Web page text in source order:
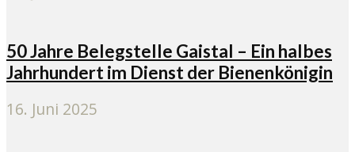
50 Jahre Belegstelle Gaistal – Ein halbes
Jahrhundert im Dienst der Bienenkönigin
16. Juni 2025